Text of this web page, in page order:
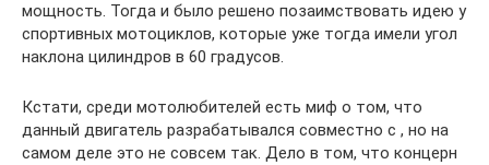
мощность. Тогда и было решено позаимствовать идею у
спортивных мотоциклов, которые уже тогда имели угол
наклона цилиндров в 60 градусов.
Кстати, среди мотолюбителей есть миф о том, что
данный двигатель разрабатывался совместно с , но на
самом деле это не совсем так. Дело в том, что концерн